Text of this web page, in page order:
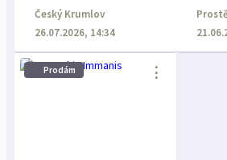
Český Krumlov
26.07.2026, 14:34
Prodám ⋮